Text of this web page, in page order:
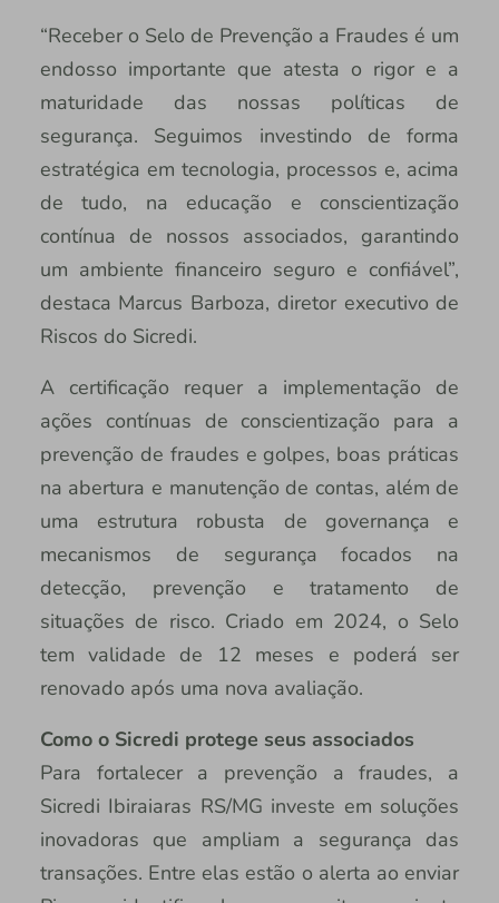
“Receber o Selo de Prevenção a Fraudes é um
endosso importante que atesta o rigor e a
maturidade das nossas políticas de
segurança. Seguimos investindo de forma
estratégica em tecnologia, processos e, acima
de tudo, na educação e conscientização
contínua de nossos associados, garantindo
um ambiente financeiro seguro e confiável”,
destaca Marcus Barboza, diretor executivo de
Riscos do Sicredi.
A certificação requer a implementação de
ações contínuas de conscientização para a
prevenção de fraudes e golpes, boas práticas
na abertura e manutenção de contas, além de
uma estrutura robusta de governança e
mecanismos de segurança focados na
detecção, prevenção e tratamento de
situações de risco. Criado em 2024, o Selo
tem validade de 12 meses e poderá ser
renovado após uma nova avaliação.
Como o Sicredi protege seus associados
Para fortalecer a prevenção a fraudes, a
Sicredi Ibiraiaras RS/MG investe em soluções
inovadoras que ampliam a segurança das
transações. Entre elas estão o alerta ao enviar